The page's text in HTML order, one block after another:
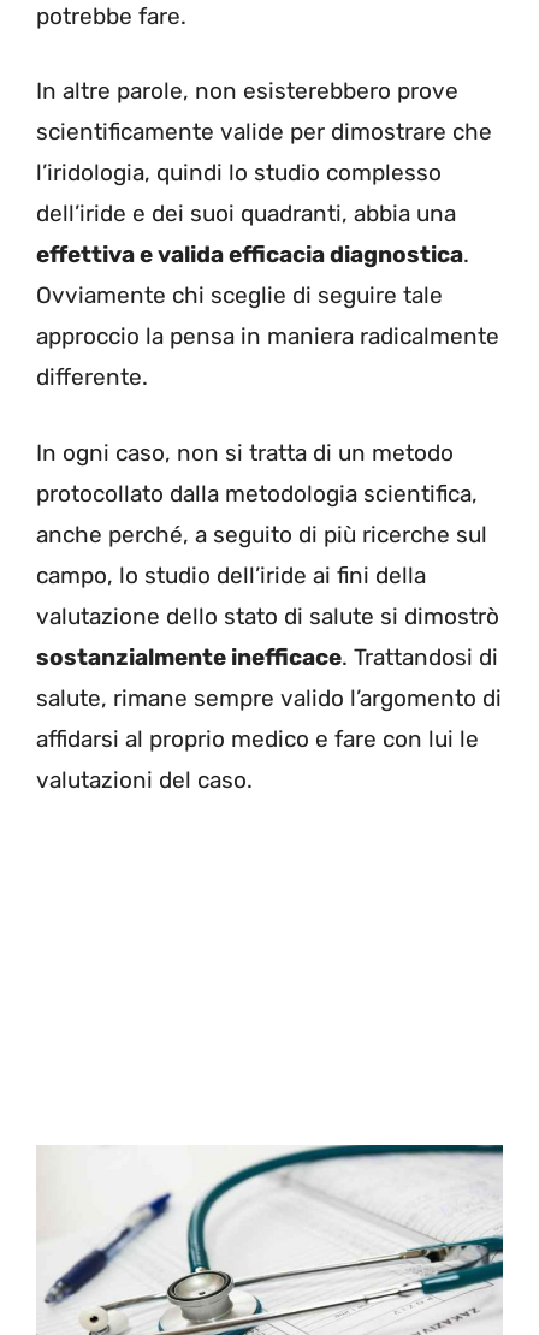
potrebbe fare.
In altre parole, non esisterebbero prove
scientificamente valide per dimostrare che
l’iridologia, quindi lo studio complesso
dell’iride e dei suoi quadranti, abbia una
effettiva e valida efficacia diagnostica.
Ovviamente chi sceglie di seguire tale
approccio la pensa in maniera radicalmente
differente.
In ogni caso, non si tratta di un metodo
protocollato dalla metodologia scientifica,
anche perché, a seguito di più ricerche sul
campo, lo studio dell’iride ai fini della
valutazione dello stato di salute si dimostrò
sostanzialmente inefficace. Trattandosi di
salute, rimane sempre valido l’argomento di
affidarsi al proprio medico e fare con lui le
valutazioni del caso.